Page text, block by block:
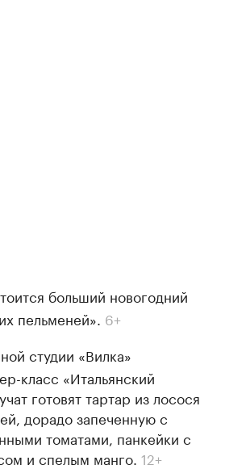
больший новогодний
пельменей». 6+
студии «Вилка»
класс «Итальянский
готовят тартар из лосося
дорадо запеченную с
томатами, панкейки с
и спелым манго. 12+